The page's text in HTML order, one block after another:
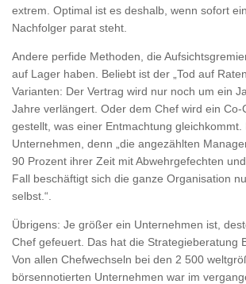
extrem. Optimal ist es deshalb, wenn sofort
Nachfolger parat steht.
Andere perfide Methoden, die
auf Lager haben. Beliebt ist der „Tod auf
Varianten: Der Vertrag wird nur noch um ein
Jahre verlängert. Oder dem Chef wird ein Co-
gestellt, was einer Entmachtung gleichkommt.
Unternehmen, denn „die angezählten
90 Prozent ihrer Zeit mit Abwehrgefechten
Fall beschäftigt sich die ganze Organisation
selbst.“.
Übrigens: Je größer ein Unternehmen ist,
Chef gefeuert. Das hat die Strategieberatung
Von allen Chefwechseln bei den 2 500
börsennotierten Unternehmen war im